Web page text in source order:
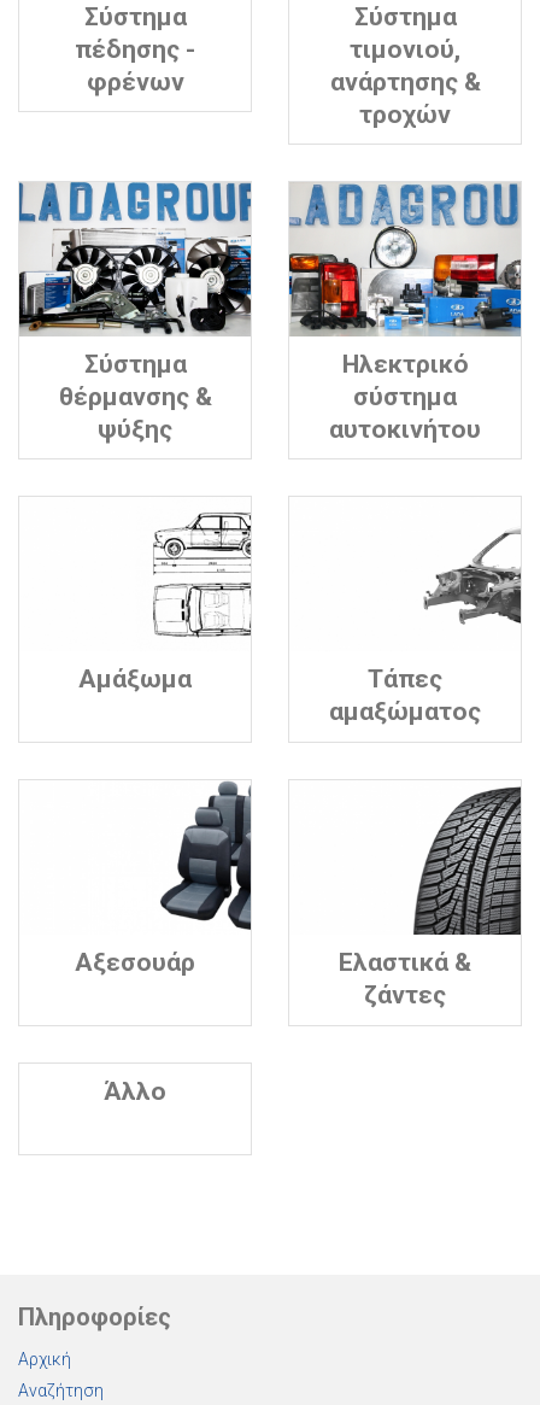
Σύστημα
πέδησης -
φρένων
Σύστημα
τιμονιού,
ανάρτησης &
τροχών
Σύστημα
θέρμανσης &
ψύξης
Ηλεκτρικό
σύστημα
αυτοκινήτου
Αμάξωμα
Τάπες
αμαξώματος
Αξεσουάρ
Ελαστικά &
ζάντες
Άλλο
Πληροφορίες
Αρχική
Αναζήτηση